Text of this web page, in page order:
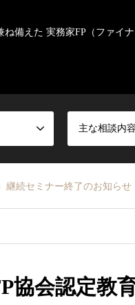
ね備えた 実務家FP（ファイ
主な相談内
継続セミナー終了のお知らせ
協会認定教